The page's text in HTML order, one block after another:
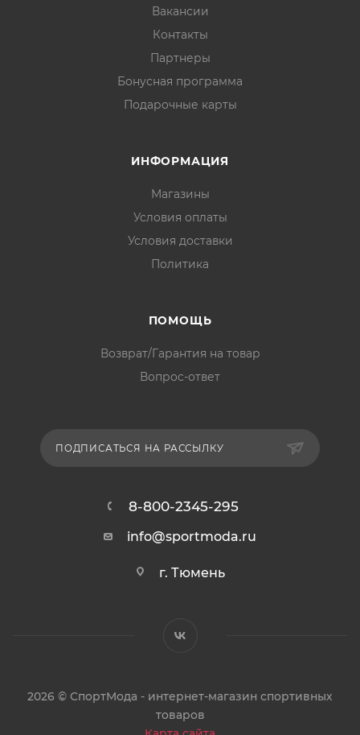
Вакансии
Контакты
Партнеры
Бонусная программа
Подарочные карты
ИНФОРМАЦИЯ
Магазины
Условия оплаты
Условия доставки
Политика
ПОМОЩЬ
Возврат/Гарантия на товар
Вопрос-ответ
ПОДПИСАТЬСЯ НА РАССЫЛКУ
8-800-2345-295
info@sportmoda.ru
г. Тюмень
2026 © СпортМода - интернет-магазин спортивных
товаров